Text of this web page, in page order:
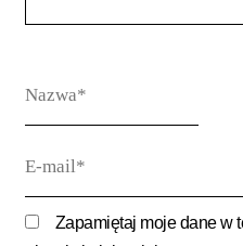
mail*
Zapamiętaj moje dane w